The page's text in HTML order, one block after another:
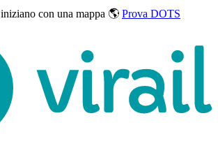
iniziano con una mappa 🌎 Prova DOTS